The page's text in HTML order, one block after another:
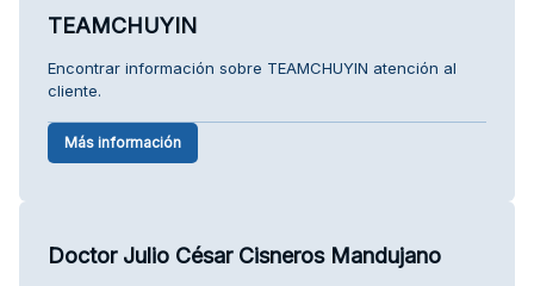
TEAMCHUYIN
Encontrar información sobre TEAMCHUYIN atención al
cliente.
Más información
Doctor Julio César Cisneros Mandujano